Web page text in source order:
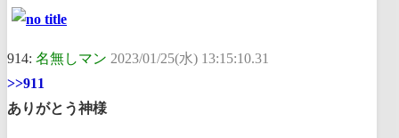
914: 名無しマン 2023/01/25(水) 13:15:10.31
>>911
ありがとう神様